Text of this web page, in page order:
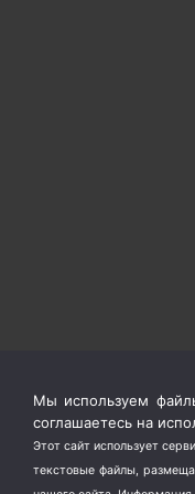
Мы используем
соглашаетесь на
Этот сайт использует
текстовые файлы,